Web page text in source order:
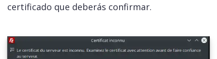
certificado que deberás confirmar.